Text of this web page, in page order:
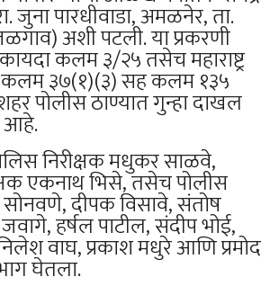
जुना पारधीवाडा, अमळनेर, ता.
अशी पटली. या प्रकरणी
कलम ३/२५ तसेच महाराष्ट्र
कलम ३७(१)(३) सह कलम १३५
पोलीस ठाण्यात गुन्हा दाखल
आहे.
निरीक्षक मधुकर साळवे,
एकनाथ भिसे, तसेच पोलीस
सोनवणे, दीपक विसावे, संतोष
जवागे, हर्षल पाटील, संदीप भोई,
वाघ, प्रकाश मधुरे आणि प्रमोद
घेतला.